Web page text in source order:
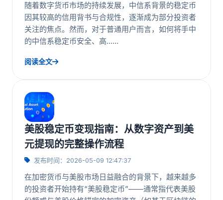
随着数字货币市场的持续发展，中信系背景的稳定币
因其较高的信用背书与合规性，逐渐成为部分投资者
关注的焦点。然而，对于普通用户而言，如何将手中
的中信系稳定币安全、高……
阅读全文
美股稳定币变现指南：从数字资产到美
元提现的完整操作流程
发布时间：2026-05-09 12:47:37
在加密货币与美股市场日益融合的背景下，越来越多
的投资者开始持有“美股稳定币”——通常指代表美股